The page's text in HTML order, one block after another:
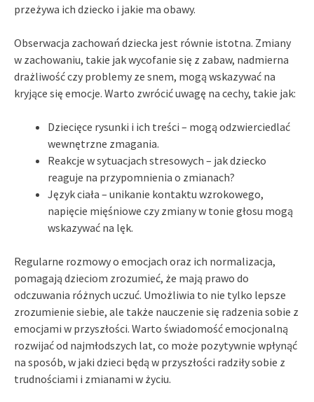
przeżywa ich dziecko i jakie ma obawy.
Obserwacja zachowań dziecka jest równie istotna. Zmiany
w zachowaniu, takie jak wycofanie się z zabaw, nadmierna
drażliwość czy problemy ze snem, mogą wskazywać na
kryjące się emocje. Warto zwrócić uwagę na cechy, takie jak:
Dziecięce rysunki i ich treści – mogą odzwierciedlać
wewnętrzne zmagania.
Reakcje w sytuacjach stresowych – jak dziecko
reaguje na przypomnienia o zmianach?
Język ciała – unikanie kontaktu wzrokowego,
napięcie mięśniowe czy zmiany w tonie głosu mogą
wskazywać na lęk.
Regularne rozmowy o emocjach oraz ich normalizacja,
pomagają dzieciom zrozumieć, że mają prawo do
odczuwania różnych uczuć. Umożliwia to nie tylko lepsze
zrozumienie siebie, ale także nauczenie się radzenia sobie z
emocjami w przyszłości. Warto świadomość emocjonalną
rozwijać od najmłodszych lat, co może pozytywnie wpłynąć
na sposób, w jaki dzieci będą w przyszłości radziły sobie z
trudnościami i zmianami w życiu.